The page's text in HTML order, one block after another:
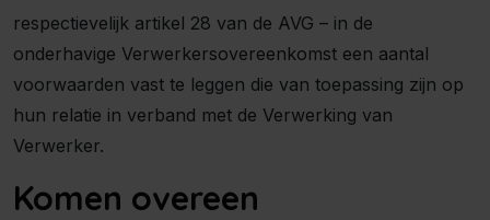
respectievelijk artikel 28 van de AVG – in de
onderhavige Verwerkersovereenkomst een aantal
voorwaarden vast te leggen die van toepassing zijn op
hun relatie in verband met de Verwerking van
Verwerker.
Komen overeen